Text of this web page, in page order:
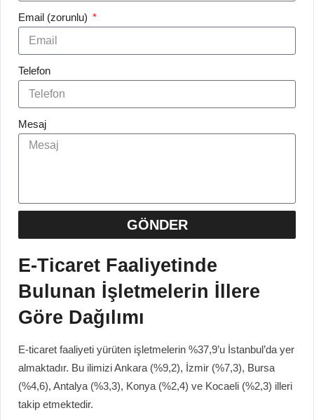
Email (zorunlu)
Telefon
Mesaj
GÖNDER
E-Ticaret Faaliyetinde
Bulunan İşletmelerin İllere
Göre Dağılımı
E-ticaret faaliyeti yürüten işletmelerin %37,9’u İstanbul’da yer
almaktadır. Bu ilimizi Ankara (%9,2), İzmir (%7,3), Bursa
(%4,6), Antalya (%3,3), Konya (%2,4) ve Kocaeli (%2,3) illeri
takip etmektedir.